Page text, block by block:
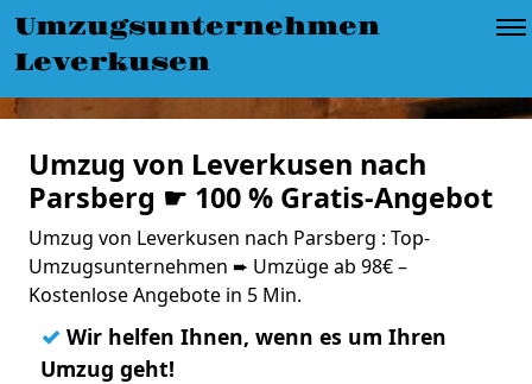
Umzugsunternehmen
Leverkusen
Umzug von Leverkusen nach
Parsberg ☛ 100 % Gratis-Angebot
Umzug von Leverkusen nach Parsberg : Top-
Umzugsunternehmen ➨ Umzüge ab 98€ –
Kostenlose Angebote in 5 Min.
✓ Wir helfen Ihnen, wenn es um Ihren
Umzug geht!